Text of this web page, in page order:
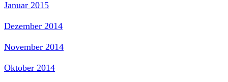
Januar 2015
Dezember 2014
November 2014
Oktober 2014